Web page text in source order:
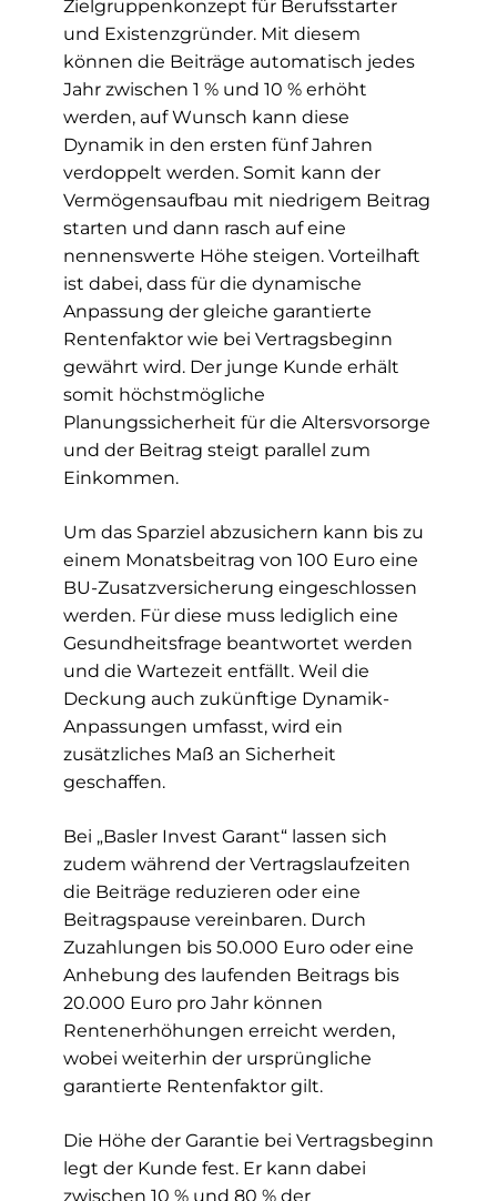
Zielgruppenkonzept für Berufsstarter
und Existenzgründer. Mit diesem
können die Beiträge automatisch jedes
Jahr zwischen 1 % und 10 % erhöht
werden, auf Wunsch kann diese
Dynamik in den ersten fünf Jahren
verdoppelt werden. Somit kann der
Vermögensaufbau mit niedrigem Beitrag
starten und dann rasch auf eine
nennenswerte Höhe steigen. Vorteilhaft
ist dabei, dass für die dynamische
Anpassung der gleiche garantierte
Rentenfaktor wie bei Vertragsbeginn
gewährt wird. Der junge Kunde erhält
somit höchstmögliche
Planungssicherheit für die Altersvorsorge
und der Beitrag steigt parallel zum
Einkommen.
Um das Sparziel abzusichern kann bis zu
einem Monatsbeitrag von 100 Euro eine
BU-Zusatzversicherung eingeschlossen
werden. Für diese muss lediglich eine
Gesundheitsfrage beantwortet werden
und die Wartezeit entfällt. Weil die
Deckung auch zukünftige Dynamik-
Anpassungen umfasst, wird ein
zusätzliches Maß an Sicherheit
geschaffen.
Bei „Basler Invest Garant“ lassen sich
zudem während der Vertragslaufzeiten
die Beiträge reduzieren oder eine
Beitragspause vereinbaren. Durch
Zuzahlungen bis 50.000 Euro oder eine
Anhebung des laufenden Beitrags bis
20.000 Euro pro Jahr können
Rentenerhöhungen erreicht werden,
wobei weiterhin der ursprüngliche
garantierte Rentenfaktor gilt.
Die Höhe der Garantie bei Vertragsbeginn
legt der Kunde fest. Er kann dabei
zwischen 10 % und 80 % der